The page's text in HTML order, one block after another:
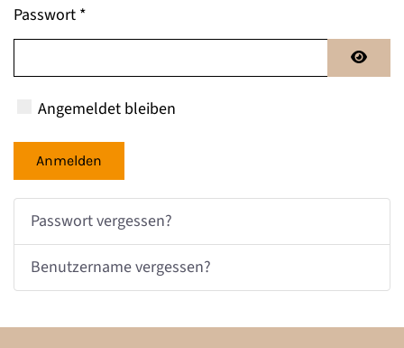
Passwort *
Angemeldet bleiben
Anmelden
Passwort vergessen?
Benutzername vergessen?